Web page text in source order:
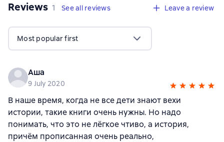
Reviews 1 review
1 See all reviews Leave a review
Most popular first
Аша
9 July 2020
В наше время, когда не все дети знают вехи
истории, такие книги очень нужны. Но надо
понимать, что это не лёгкое чтиво, а история,
причём прописанная очень реально,